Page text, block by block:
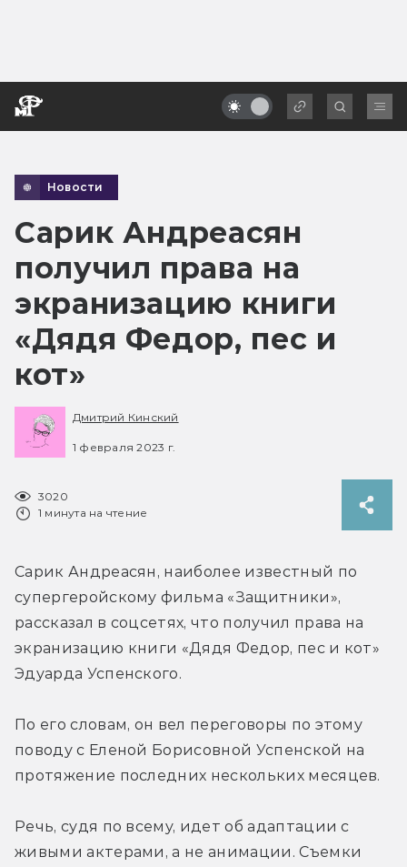
Новости
Сарик Андреасян
получил права на
экранизацию книги
«Дядя Федор, пес и
кот»
Дмитрий Кинский
1 февраля 2023 г.
3020
1 минута на чтение
Сарик Андреасян, наиболее известный по
супергеройскому фильма «Защитники»,
рассказал в соцсетях, что получил права на
экранизацию книги «Дядя Федор, пес и кот»
Эдуарда Успенского.
По его словам, он вел переговоры по этому
поводу с Еленой Борисовной Успенской на
протяжение последних нескольких месяцев.
Речь, судя по всему, идет об адаптации с
живыми актерами, а не анимации. Съемки